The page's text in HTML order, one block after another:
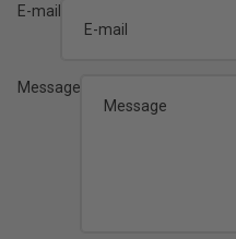
E-mail
Message